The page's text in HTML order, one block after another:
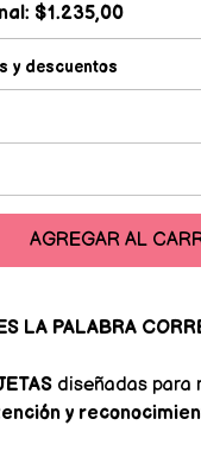
$1.235,00
y descuentos
AGREGAR AL
LA PALABRA
diseñadas para
y